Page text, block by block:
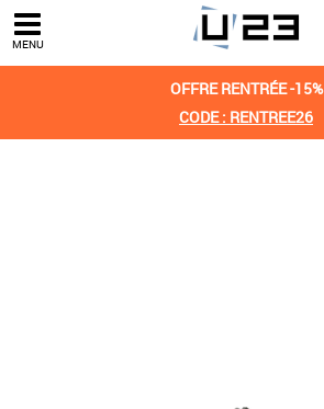
MENU
OFFRE RENTRÉE -15%
CODE : RENTREE26